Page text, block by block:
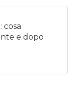
cosa
e dopo